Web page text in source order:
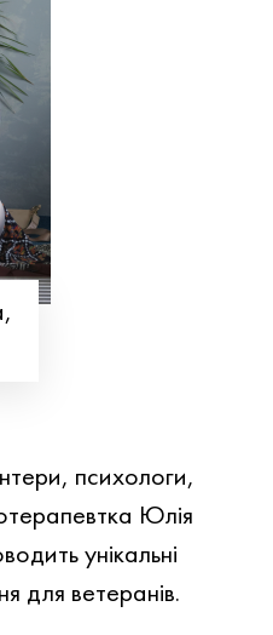
психологи,
Юлія
унікальні
для ветеранів.